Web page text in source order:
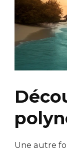
Une autre